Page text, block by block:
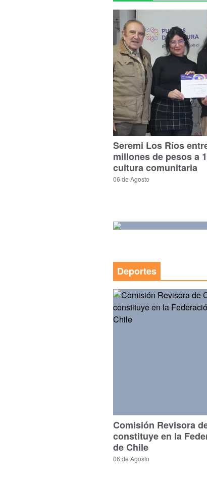
Seremi Los Ríos
millones de pesos a
cultura comunitaria
06 de Agosto
Deportes
Comisión Revisora
constituye en la
de Chile
06 de Agosto